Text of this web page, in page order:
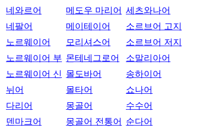
네와르어
네팔어
노르웨이어
노르웨이어 부
노르웨이어 신
뉘어
다리어
덴마크어
메도우 마리어
메이테이어
모리셔스어
몬테네그로어
몰도바어
몰타어
몽골어
몽골어 전통어
세츠와나어
소르브어 고지
소르브어 저지
소말리아어
송하이어
쇼나어
수수어
순다어